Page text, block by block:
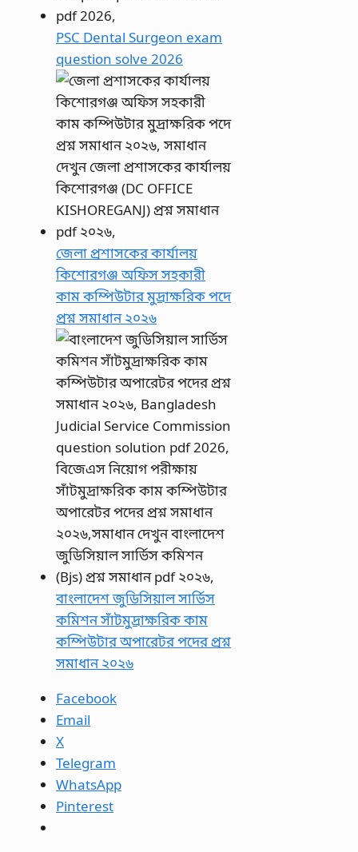
PSC Dental Surgeon exam
question solve 2026
জেলা প্রশাসকের কার্যালয়
কিশোরগঞ্জ অফিস সহকারী
কাম কম্পিউটার মুদ্রাক্ষরিক পদে
প্রশ্ন সমাধান ২০২৬
বাংলাদেশ জুডিসিয়াল সার্ভিস
কমিশন সাঁটমুদ্রাক্ষরিক কাম
কম্পিউটার অপারেটর পদের প্রশ্ন
সমাধান ২০২৬
Facebook
Email
X
Telegram
WhatsApp
Pinterest